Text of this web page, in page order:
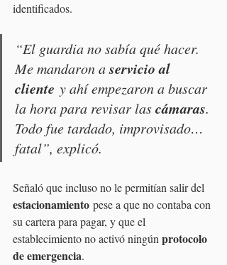
identificados.
“El guardia no sabía qué hacer.
Me mandaron a servicio al
cliente y ahí empezaron a buscar
la hora para revisar las cámaras.
Todo fue tardado, improvisado…
fatal”, explicó.
Señaló que incluso no le permitían salir del
estacionamiento pese a que no contaba con
su cartera para pagar, y que el
establecimiento no activó ningún protocolo
de emergencia.